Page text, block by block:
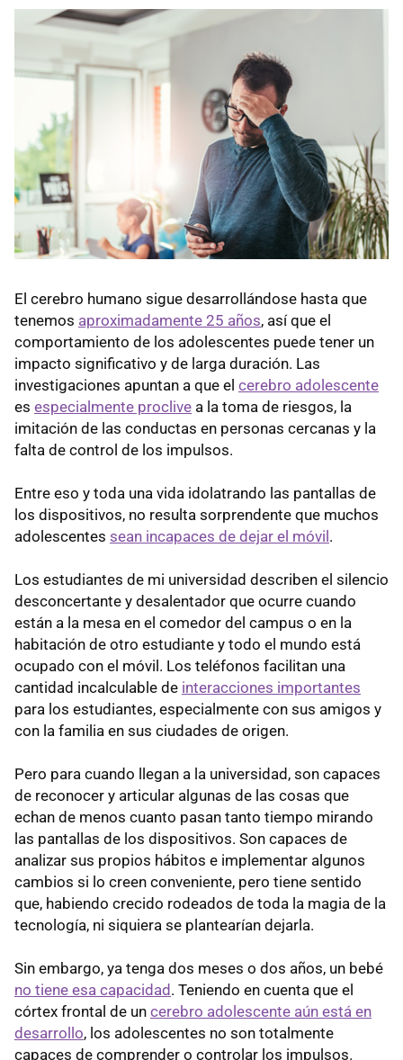
El cerebro humano sigue desarrollándose hasta que
tenemos aproximadamente 25 años, así que el
comportamiento de los adolescentes puede tener un
impacto significativo y de larga duración. Las
investigaciones apuntan a que el cerebro adolescente
es especialmente proclive a la toma de riesgos, la
imitación de las conductas en personas cercanas y la
falta de control de los impulsos.
Entre eso y toda una vida idolatrando las pantallas de
los dispositivos, no resulta sorprendente que muchos
adolescentes sean incapaces de dejar el móvil.
Los estudiantes de mi universidad describen el silencio
desconcertante y desalentador que ocurre cuando
están a la mesa en el comedor del campus o en la
habitación de otro estudiante y todo el mundo está
ocupado con el móvil. Los teléfonos facilitan una
cantidad incalculable de interacciones importantes
para los estudiantes, especialmente con sus amigos y
con la familia en sus ciudades de origen.
Pero para cuando llegan a la universidad, son capaces
de reconocer y articular algunas de las cosas que
echan de menos cuanto pasan tanto tiempo mirando
las pantallas de los dispositivos. Son capaces de
analizar sus propios hábitos e implementar algunos
cambios si lo creen conveniente, pero tiene sentido
que, habiendo crecido rodeados de toda la magia de la
tecnología, ni siquiera se plantearían dejarla.
Sin embargo, ya tenga dos meses o dos años, un bebé
no tiene esa capacidad. Teniendo en cuenta que el
córtex frontal de un cerebro adolescente aún está en
desarrollo, los adolescentes no son totalmente
capaces de comprender o controlar los impulsos.